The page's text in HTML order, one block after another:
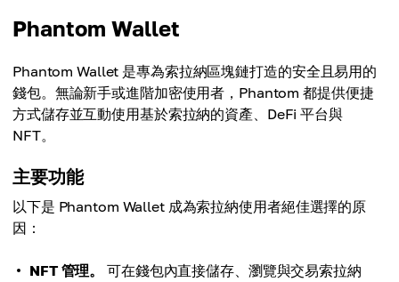
Phantom Wallet
Phantom Wallet 是專為索拉納區塊鏈打造的安全且易用的
錢包。無論新手或進階加密使用者，Phantom 都提供便捷
方式儲存並互動使用基於索拉納的資產、DeFi 平台與
NFT。
主要功能
以下是 Phantom Wallet 成為索拉納使用者絕佳選擇的原
因：
NFT 管理。
可在錢包內直接儲存、瀏覽與交易索拉納